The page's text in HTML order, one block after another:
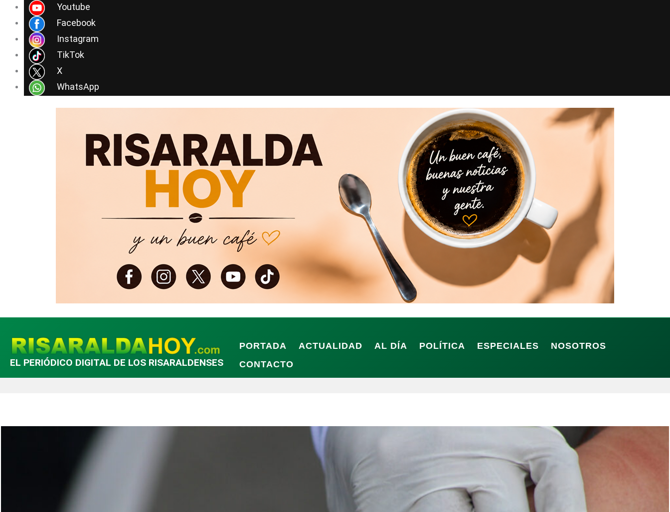
Youtube
Facebook
Instagram
TikTok
X
WhatsApp
contenido
EL PERIÓDICO DIGITAL DE LOS RISARALDENSES
PORTADA ACTUALIDAD AL DÍA POLÍTICA ESPECIALES
NOSOTROS
CONTACTO